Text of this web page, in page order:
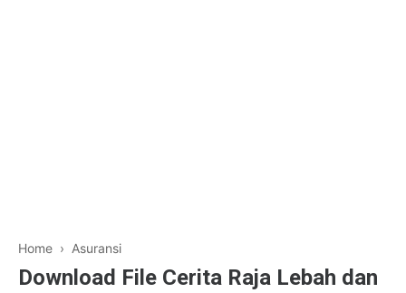
Home › Asuransi
Download File Cerita Raja Lebah dan